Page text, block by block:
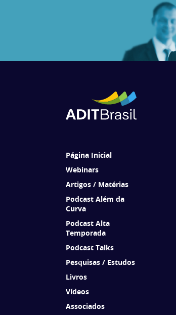
Página Inicial
Webinars
Artigos / Matérias
Podcast Além da
Curva
Podcast Alta
Temporada
Podcast Talks
Pesquisas / Estudos
Livros
Vídeos
Associados